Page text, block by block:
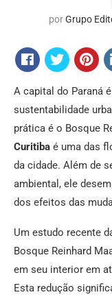
porGrupo
A capital do Paraná
sustentabilidade
prática é o Bosque
Curitiba é uma das
da cidade. Além de
ambiental, ele
dos efeitos das
Um estudo recente
Bosque Reinhard
em seu interior em
Esta redução